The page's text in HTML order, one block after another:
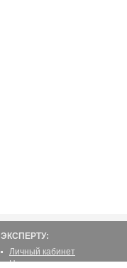
ЭКСПЕРТУ:
Личный кабинет
Написать статью